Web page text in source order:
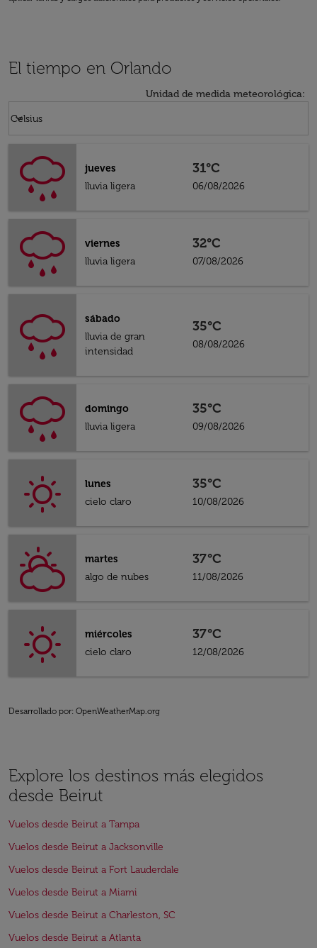
El tiempo en Orlando
Unidad de medida meteorológica:
Celsius
keyboard_arrow_down
jueves
lluvia ligera
31°C
06/08/2026
viernes
lluvia ligera
32°C
07/08/2026
sábado
lluvia de gran
intensidad
35°C
08/08/2026
domingo
lluvia ligera
35°C
09/08/2026
lunes
cielo claro
35°C
10/08/2026
martes
algo de nubes
37°C
11/08/2026
miércoles
cielo claro
37°C
12/08/2026
Desarrollado por: OpenWeatherMap.org
Explore los destinos más elegidos
desde Beirut
Vuelos desde Beirut a Tampa
Vuelos desde Beirut a Jacksonville
Vuelos desde Beirut a Fort Lauderdale
Vuelos desde Beirut a Miami
Vuelos desde Beirut a Charleston, SC
Vuelos desde Beirut a Atlanta